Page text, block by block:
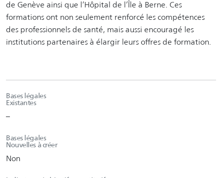
de Genève ainsi que l’Hôpital de l’Île à Berne. Ces
formations ont non seulement renforcé les compétences
des professionnels de santé, mais aussi encouragé les
institutions partenaires à élargir leurs offres de formation.
Bases légales
Existantes
–
Bases légales
Nouvelles à créer
Non